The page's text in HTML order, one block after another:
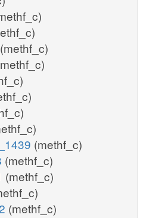
(methf_c)
(methf_c)
(methf_c)
(methf_c)
(methf_c)